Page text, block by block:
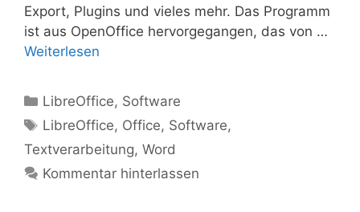
Export, Plug­ins und vie­les mehr. Das Pro­gramm
ist aus Open­Of­fice her­vor­ge­gan­gen, das von …
Wei­ter­le­sen
Kategorien
LibreOffice, Software
Schlagwörter
LibreOffice, Office, Software,
Textverarbeitung, Word
Kommentar hinterlassen